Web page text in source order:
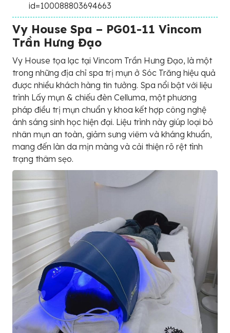
id=100088803694663
Vy House Spa – PG01-11 Vincom
Trần Hưng Đạo
Vy House tọa lạc tại Vincom Trần Hưng Đạo, là một
trong những địa chỉ spa trị mụn ở Sóc Trăng hiệu quả
được nhiều khách hàng tin tưởng. Spa nổi bật với liệu
trình Lấy mụn & chiếu đèn Celluma, một phương
pháp điều trị mụn chuẩn y khoa kết hợp công nghệ
ánh sáng sinh học hiện đại. Liệu trình này giúp loại bỏ
nhân mụn an toàn, giảm sưng viêm và kháng khuẩn,
mang đến làn da mịn màng và cải thiện rõ rệt tình
trạng thâm sẹo.